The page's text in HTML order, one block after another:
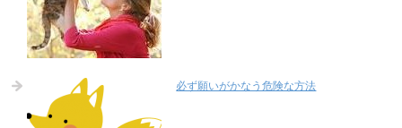
必ず願いがかなう危険な方法